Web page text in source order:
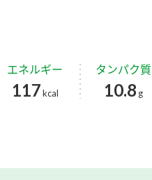
エネルギー
117kcal
タンパク質
10.8 g